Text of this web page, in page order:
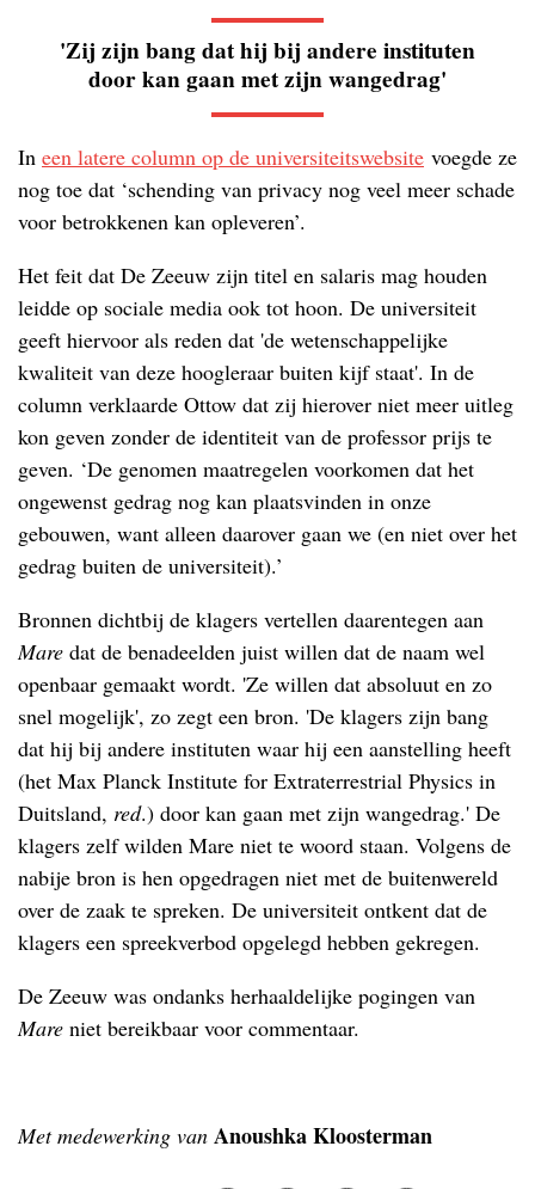
'Zij zijn bang dat hij bij andere instituten
door kan gaan met zijn wangedrag'
In een latere column op de universiteitswebsite voegde ze
nog toe dat ‘schending van privacy nog veel meer schade
voor betrokkenen kan opleveren’.
Het feit dat De Zeeuw zijn titel en salaris mag houden
leidde op sociale media ook tot hoon. De universiteit
geeft hiervoor als reden dat 'de wetenschappelijke
kwaliteit van deze hoogleraar buiten kijf staat'. In de
column verklaarde Ottow dat zij hierover niet meer uitleg
kon geven zonder de identiteit van de professor prijs te
geven. ‘De genomen maatregelen voorkomen dat het
ongewenst gedrag nog kan plaatsvinden in onze
gebouwen, want alleen daarover gaan we (en niet over het
gedrag buiten de universiteit).’
Bronnen dichtbij de klagers vertellen daarentegen aan
Mare dat de benadeelden juist willen dat de naam wel
openbaar gemaakt wordt. 'Ze willen dat absoluut en zo
snel mogelijk', zo zegt een bron. 'De klagers zijn bang
dat hij bij andere instituten waar hij een aanstelling heeft
(het Max Planck Institute for Extraterrestrial Physics in
Duitsland, red.) door kan gaan met zijn wangedrag.' De
klagers zelf wilden Mare niet te woord staan. Volgens de
nabije bron is hen opgedragen niet met de buitenwereld
over de zaak te spreken. De universiteit ontkent dat de
klagers een spreekverbod opgelegd hebben gekregen.
De Zeeuw was ondanks herhaaldelijke pogingen van
Mare niet bereikbaar voor commentaar.
Met medewerking van Anoushka Kloosterman